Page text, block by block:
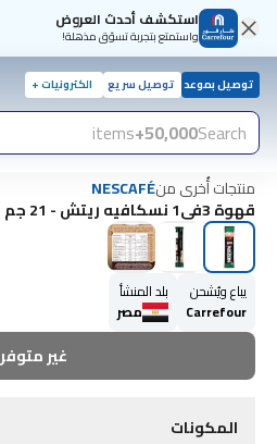
استكشف أحدث العروض
واستمتع بتجربة تسوّق مذهلة!
توصيل بموعد توصيل سريع الكترونيات +
Search
50,000+
items
منتجات أُخرى منNESCAFÉ
قهوة 3في1 نسكافيه ريتش - 21 جم
يباع ويُشحن
Carrefour
بلد المنشأ
مصر
غير متوفر
المكونات